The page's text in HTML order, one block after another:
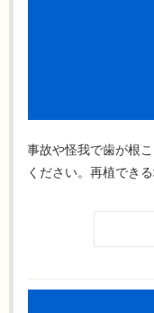
事故や怪我で歯が根
ください。再植でき